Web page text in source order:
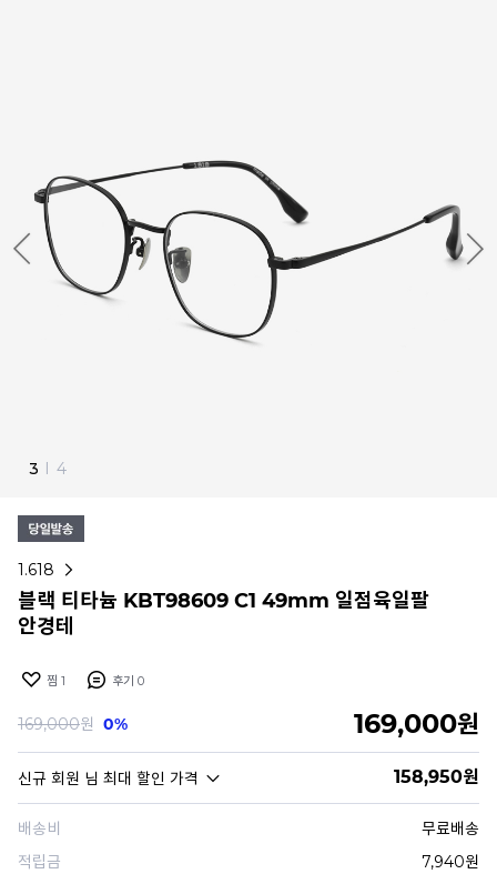
3 I 4
1.618
블랙 티타늄 KBT98609 C1 49mm 일점육일팔
안경테
찜 1 후기 0
169,000원 0% 169,000원
신규 회원 님 최대 할인 가격 158,950원
배송비
무료배송
적립금
7,940원